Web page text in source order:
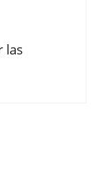
las